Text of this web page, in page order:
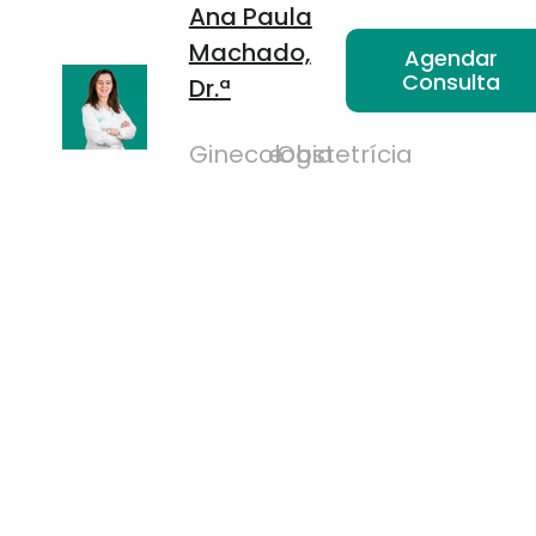
Ana Paula
Machado,
Dr.ª
Ginecologia
eObstetrícia
Agendar
Consulta